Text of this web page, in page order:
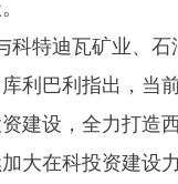
科特迪瓦矿业、石
利巴利指出，当
建设，全力打造
大在科投资建设